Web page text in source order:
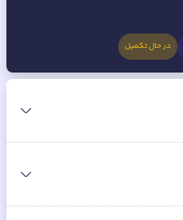
در حال تکمیل